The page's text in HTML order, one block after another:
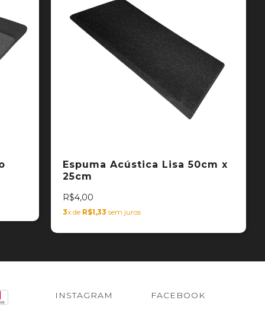
Espuma Acústica Lisa 50cm x
25cm
R$4,00
3x de R$1,33 sem juros
INSTAGRAM FACEBOOK